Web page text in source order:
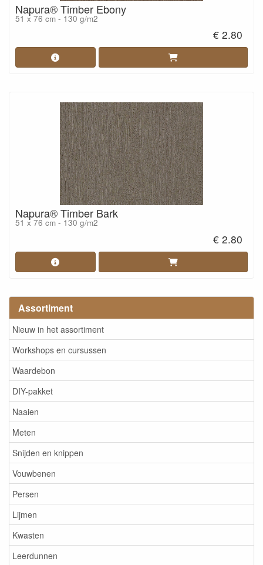
Assortiment
Nieuw in het assortiment
Workshops en cursussen
Waardebon
DIY-pakket
Naaien
Meten
Snijden en knippen
Vouwbenen
Persen
Lijmen
Kwasten
Leerdunnen
Napura® Timber Ebony
51 x 76 cm - 130 g/m2
€ 2.80
Napura® Timber Bark
51 x 76 cm - 130 g/m2
€ 2.80